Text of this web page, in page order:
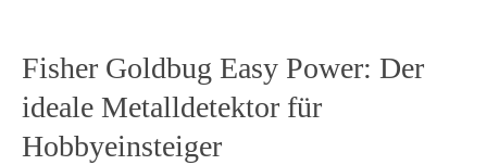
Fisher Goldbug Easy Power: Der
ideale Metalldetektor für
Hobbyeinsteiger